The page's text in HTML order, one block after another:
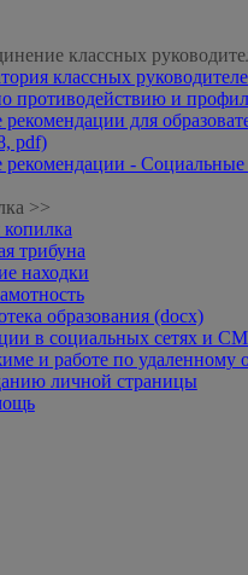
классных
классных
противодействию и
для
pdf)
-
>>
трибуна
находки
образования (docx)
в социальных сетях и
и работе по удаленному
личной страницы